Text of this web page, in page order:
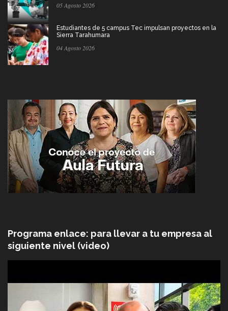
05 Agosto 2026
Estudiantes de 5 campus Tec impulsan proyectos en la
Sierra Tarahumara
04 Agosto 2026
Programa enlace: para llevar a tu empresa al
siguiente nivel (video)